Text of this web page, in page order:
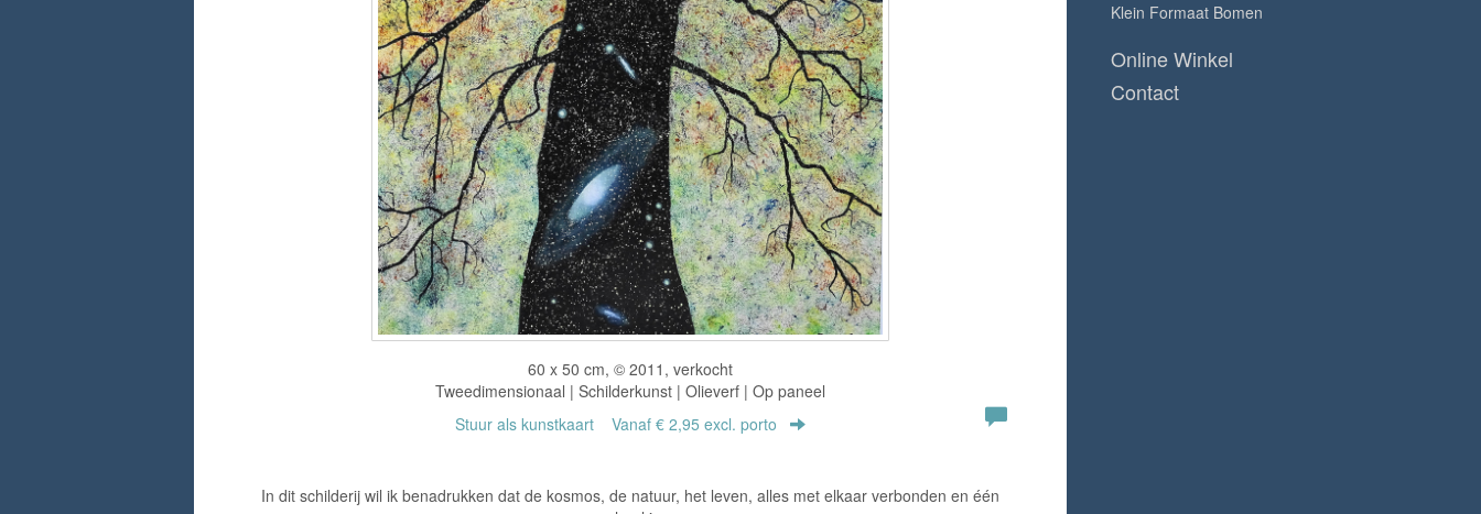
60 x 50 cm, © 2011, verkocht
Tweedimensionaal | Schilderkunst | Olieverf | Op paneel
Stuur als kunstkaart Vanaf € 2,95 excl. porto
In dit schilderij wil ik benadrukken dat de kosmos, de natuur, het leven, alles met elkaar verbonden en één
Klein Formaat Bomen
Online Winkel
Contact